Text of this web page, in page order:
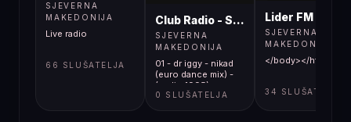
SJEVERNA
MAKEDONIJA
Live radio
66 SLUŠATELJA
Club Radio - Skopje, Mcedonia
SJEVERNA
MAKEDONIJA
01 - dr iggy - nikad
(euro dance mix) -
(audio 1995)
0 SLUŠATELJA
Lider FM 107,4
SJEVERNA
MAKEDONIJA
</body></html>
34 SLUŠATELJA